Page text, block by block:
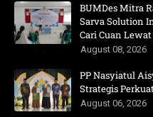
BUMDes Mitra
Sarva Solution
Cari Cuan
August 08, 2026
PP Nasyiatul
Strategis
August 06, 2026